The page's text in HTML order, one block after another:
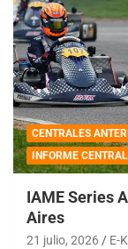
CENTRALES
INFORME CENTRAL
IAME Series
Aires
21 julio, 2026 E-